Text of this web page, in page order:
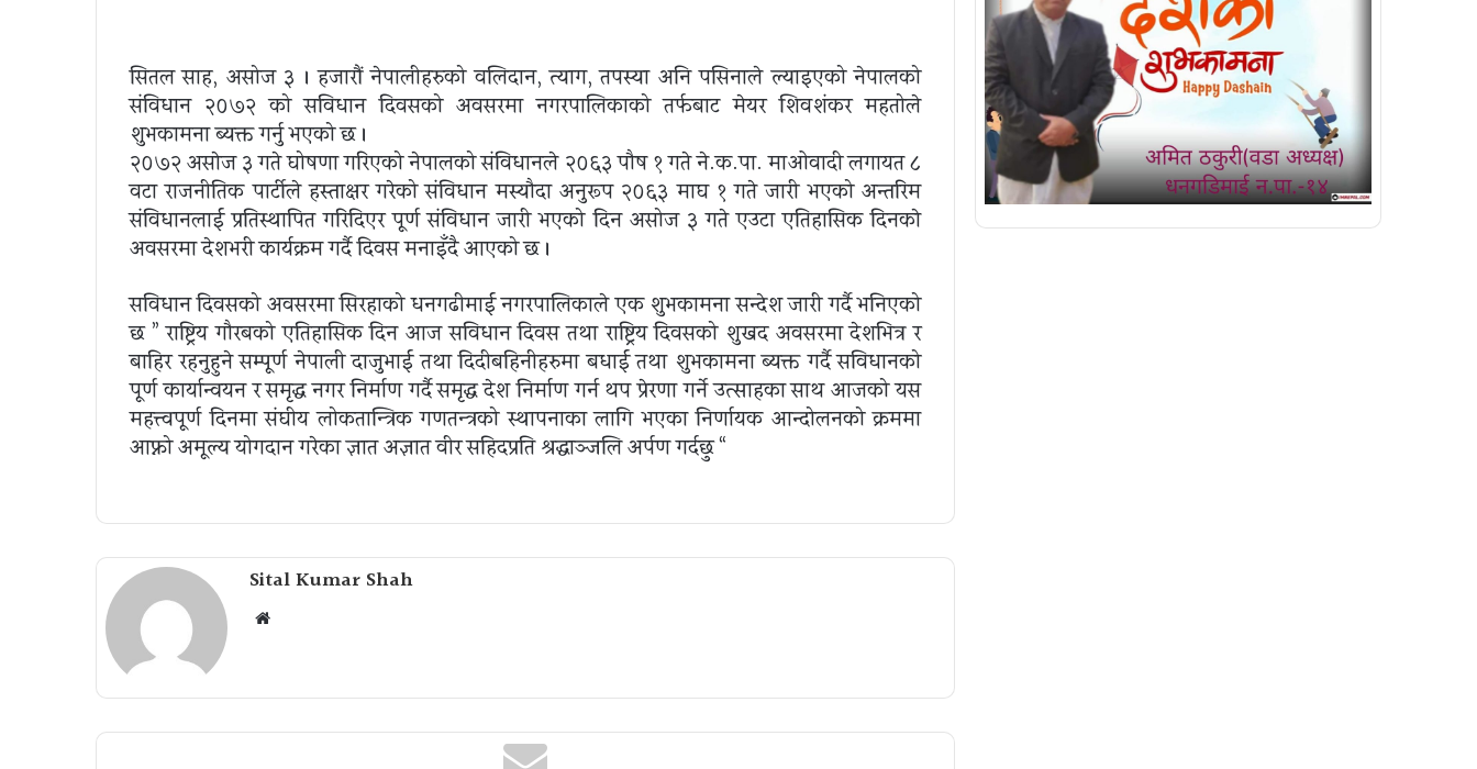
सितल साह, असोज ३ । हजारौं नेपालीहरुको वलिदान, त्याग, तपस्या अनि पसिनाले ल्याइएको नेपालको
संविधान २०७२ को सविधान दिवसको अवसरमा नगरपालिकाको तर्फबाट मेयर शिवशंकर महतोले
शुभकामना ब्यक्त गर्नु भएको छ ।
२०७२ असाेज ३ गते घोषणा गरिएको नेपालको संविधानले २०६३ पौष १ गते ने.क.पा. माओवादी लगायत ८
वटा राजनीतिक पार्टीले हस्ताक्षर गरेको संविधान मस्यौदा अनुरूप २०६३ माघ १ गते जारी भएको अन्तरिम
संविधानलाई प्रतिस्थापित गरिदिएर पूर्ण संविधान जारी भएको दिन असोज ३ गते एउटा एतिहासिक दिनकाे
अवसरमा देशभरी कार्यक्रम गर्दै दिवस मनाइँदै आएको छ ।
सविधान दिवसको अवसरमा सिरहाको धनगढीमाई नगरपालिकाले एक शुभकामना सन्देश जारी गर्दै भनिएको
छ ” राष्ट्रिय गौरबको एतिहासिक दिन आज सविधान दिवस तथा राष्ट्रिय दिवसको शुखद अवसरमा देशभित्र र
बाहिर रहनुहुने सम्पूर्ण नेपाली दाजुभाई तथा दिदीबहिनीहरुमा बधाई तथा शुभकामना ब्यक्त गर्दै सविधानको
पूर्ण कार्यान्वयन र समृद्ध नगर निर्माण गर्दै समृद्ध देश निर्माण गर्न थप प्रेरणा गर्ने उत्साहका साथ आजको यस
महत्त्वपूर्ण दिनमा संघीय लोकतान्त्रिक गणतन्त्रको स्थापनाका लागि भएका निर्णायक आन्दोलनको क्रममा
आफ्नो अमूल्य योगदान गरेका ज्ञात अज्ञात वीर सहिदप्रति श्रद्धाञ्जलि अर्पण गर्दछु “
Sital Kumar Shah
Website